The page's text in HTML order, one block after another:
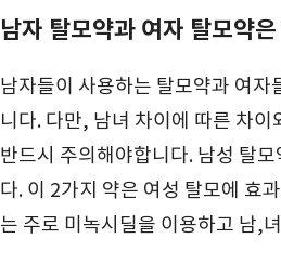
남자 탈모약과 여자 탈모약
남자들이 사용하는 탈모약과 여
니다. 다만, 남녀 차이에 따른 차
반드시 주의해야합니다. 남성 탈
다. 이 2가지 약은 여성 탈모에 효
는 주로 미녹시딜을 이용하고 남,